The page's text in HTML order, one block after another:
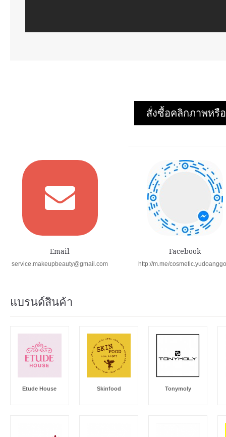
สั่งซื้อคลิกภาพหรื
Email
service.makeupbeauty@gmail.com
Facebook
http://m.me/
แบรนด์สินค้า
Etude House Skinfood Tonymoly